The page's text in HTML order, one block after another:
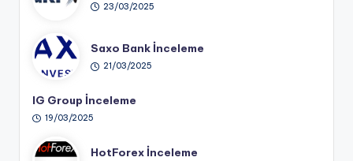
23/03/2025
Saxo Bank İnceleme
21/03/2025
IG Group İnceleme
19/03/2025
HotForex İnceleme